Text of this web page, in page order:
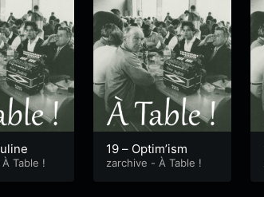
Table !
19 – Optim’ism
zarchive - À Table !